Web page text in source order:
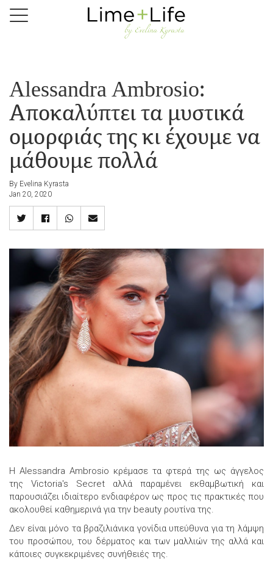
Skip
to
Alessandra Ambrosio:
Αποκαλύπτει τα μυστικά
ομορφιάς της κι έχουμε να
μάθουμε πολλά
By Evelina Kyrasta
Jan 20, 2020
Η Alessandra Ambrosio κρέμασε τα φτερά της ως άγγελος
της Victoria's Secret αλλά παραμένει εκθαμβωτική και
παρουσιάζει ιδιαίτερο ενδιαφέρον ως προς τις πρακτικές που
ακολουθεί καθημερινά για την beauty ρουτίνα της.
Δεν είναι μόνο τα βραζιλιάνικα γονίδια υπεύθυνα για τη λάμψη
του προσώπου, του δέρματος και των μαλλιών της αλλά και
κάποιες συγκεκριμένες συνήθειές της.